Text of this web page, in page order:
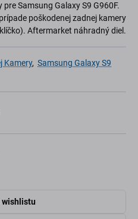
Samsung Galaxy S9 G960F.
poškodenej zadnej kamery
Aftermarket náhradný diel.
Kamery, Samsung Galaxy S9
wishlistu